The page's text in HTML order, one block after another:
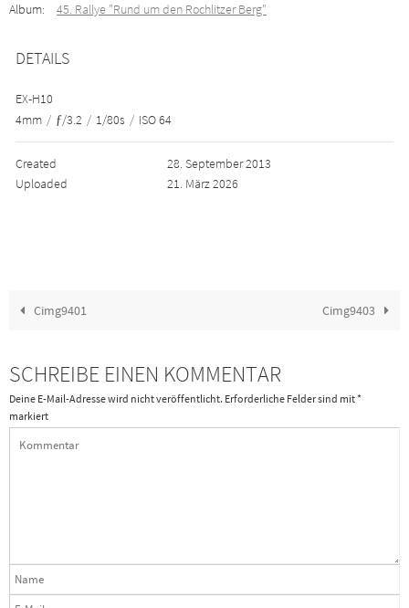
Album: 45. Rallye "Rund um den Rochlitzer Berg"
DETAILS
EX-H10
4mm / ƒ/3.2 / 1/80s / ISO 64
Created
28. September 2013
Uploaded
21. März 2026
Cimg9401 Cimg9403
SCHREIBE EINEN KOMMENTAR
Deine E-Mail-Adresse wird nicht veröffentlicht. Erforderliche Felder sind mit*
markiert